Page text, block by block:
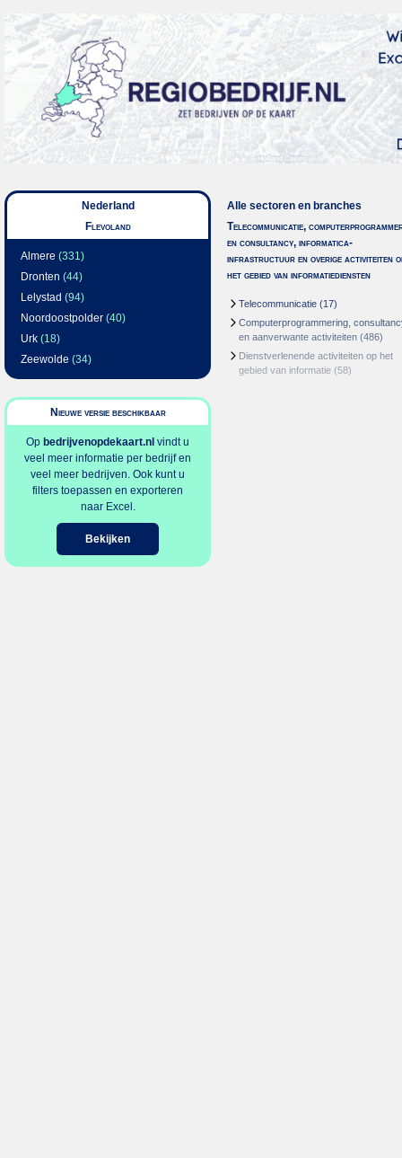
Nederland
Flevoland
Almere (331)
Dronten (44)
Lelystad (94)
Noordoostpolder (40)
Urk (18)
Zeewolde (34)
Nieuwe versie beschikbaar
Op bedrijvenopdekaart.nl vindt u
veel meer informatie per bedrijf en
veel meer bedrijven. Ook kunt u
filters toepassen en exporteren
naar Excel.
Bekijken
Alle sectoren en branches
Telecommunicatie,
en consultancy, informatica-
infrastructuur en overige activiteiten
het gebied van informatiediensten
Telecommunicatie (17)
Computerprogrammering,
en aanverwante activiteiten (486)
Dienstverlenende activiteiten op het
gebied van informatie (58)